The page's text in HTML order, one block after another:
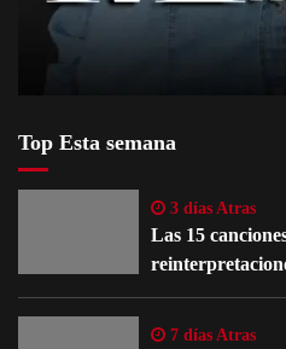
Top Esta semana
3 días Atras
Las 15
7 días Atras